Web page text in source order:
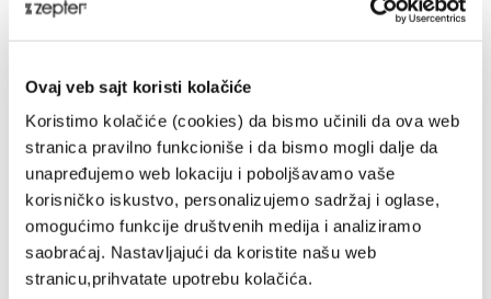
Ovaj veb sajt koristi kolačiće
Koristimo kolačiće (cookies) da bismo učinili da ova web
stranica pravilno funkcioniše i da bismo mogli dalje da
unapređujemo web lokaciju i poboljšavamo vaše
korisničko iskustvo, personalizujemo sadržaj i oglase,
omogućimo funkcije društvenih medija i analiziramo
saobraćaj. Nastavljajući da koristite našu web
stranicu,prihvatate upotrebu kolačića.
LS-180-A
DELIVERY UPON PAYMENT FROM AUCKLAND
REGULAR PRICE
NZD 1990.00
MEMBER PRICE
NZD 1690.00
JOIN CLUB LIVE 100
OVERVIEW MORE DETAILS SPECIFICATIONS